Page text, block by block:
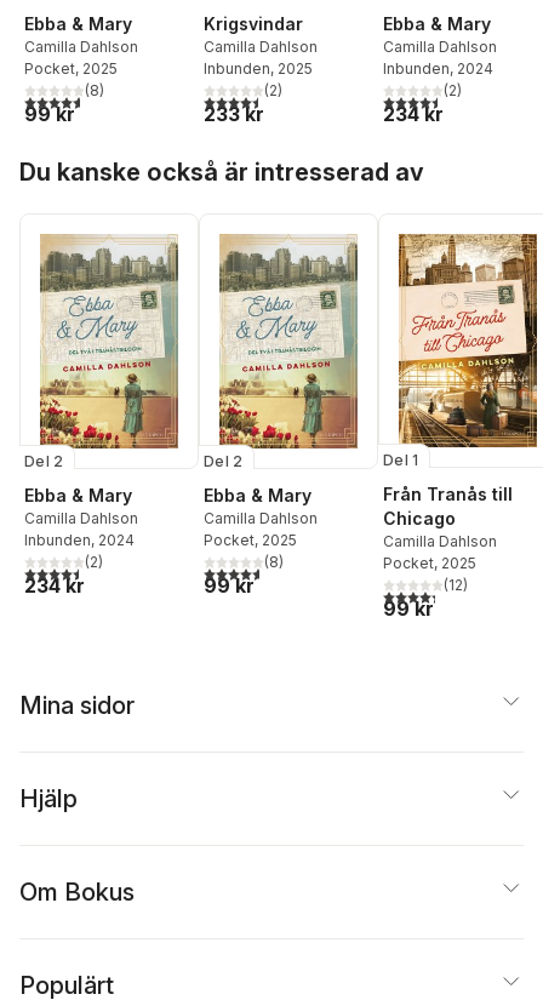
Ebba & Mary
Camilla Dahlson
Pocket, 2025
4,6utav 5 stjärnor. Totalt antal röster:
(8)
99 kr
Krigsvindar
Camilla Dahlson
Inbunden, 2025
4,5utav 5 stjärnor. Totalt antal röster:
(2)
233 kr
Ebba & Mary
Camilla Dahlson
Inbunden, 2024
4,5utav 5 stjärnor.
(2)
234 kr
Du kanske också är intresserad av
Del 2
Ebba & Mary
Camilla Dahlson
Inbunden, 2024
4,5utav 5 stjärnor. Totalt antal röster:
(2)
234 kr
Del 2
Ebba & Mary
Camilla Dahlson
Pocket, 2025
4,6utav 5 stjärnor. Totalt antal röster:
(8)
99 kr
Del 1
Från Tranås till
Chicago
Camilla Dahlson
Pocket, 2025
4,3utav 5 stjärnor.
(12)
99 kr
Mina sidor
Hjälp
Om Bokus
Populärt